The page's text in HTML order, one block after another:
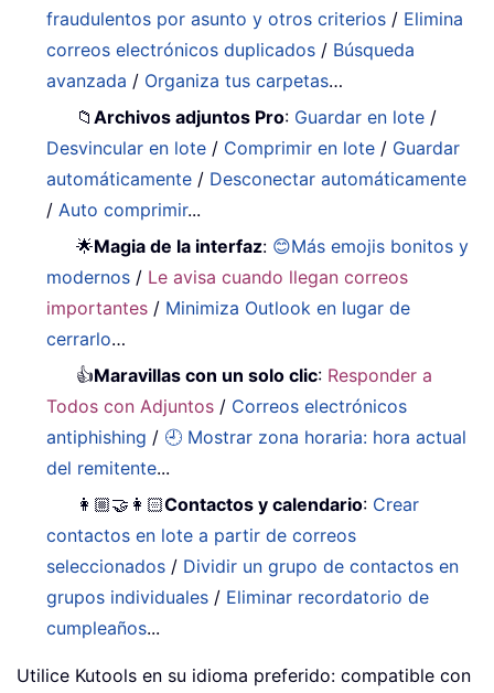
fraudulentos por asunto y otros criterios / Elimina
correos electrónicos duplicados / Búsqueda
avanzada / Organiza tus carpetas…
📁Archivos adjuntos Pro: Guardar en lote /
Desvincular en lote / Comprimir en lote / Guardar
automáticamente / Desconectar automáticamente
/ Auto comprimir...
🌟Magia de la interfaz: 😊Más emojis bonitos y
modernos / Le avisa cuando llegan correos
importantes / Minimiza Outlook en lugar de
cerrarlo…
👍Maravillas con un solo clic: Responder a
Todos con Adjuntos / Correos electrónicos
antiphishing / 🕘 Mostrar zona horaria: hora actual
del remitente...
👩🏼‍🤝‍👩🏻Contactos y calendario: Crear
contactos en lote a partir de correos
seleccionados / Dividir un grupo de contactos en
grupos individuales / Eliminar recordatorio de
cumpleaños...
Utilice Kutools en su idioma preferido: compatible con